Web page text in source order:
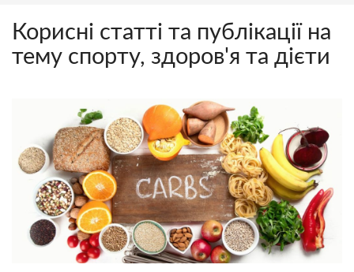
Корисні статті та публікації на
тему спорту, здоров'я та дієти